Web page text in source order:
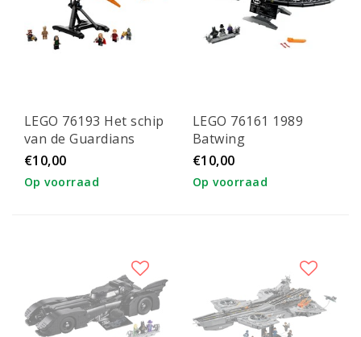
LEGO 76193 Het schip
van de Guardians
€10,00
Op voorraad
LEGO 76161 1989
Batwing
€10,00
Op voorraad